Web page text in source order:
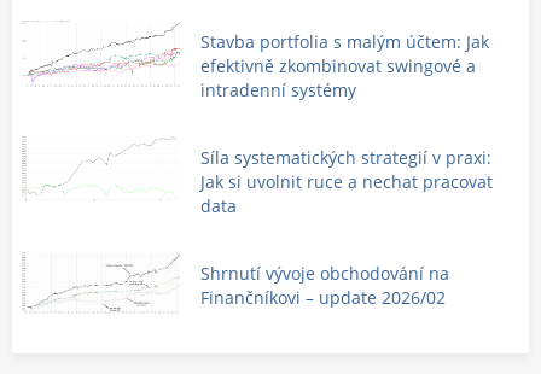
Stavba portfolia s malým účtem: Jak
efektivně zkombinovat swingové a
intradenní systémy
Síla systematických strategií v praxi:
Jak si uvolnit ruce a nechat pracovat
data
Shrnutí vývoje obchodování na
Finančníkovi – update 2026/02